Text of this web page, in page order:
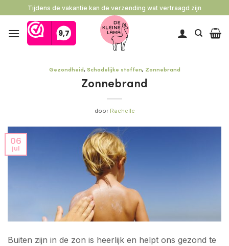
naar
inhoud
Tijdens de vakantie kan de verzending wat vertraagd zijn
Gezondheid, Schadelijke stoffen, Zonnebrand
Zonnebrand
door Rachelle
06
jul
Buiten zijn in de zon is heerlijk en helpt ons gezond te